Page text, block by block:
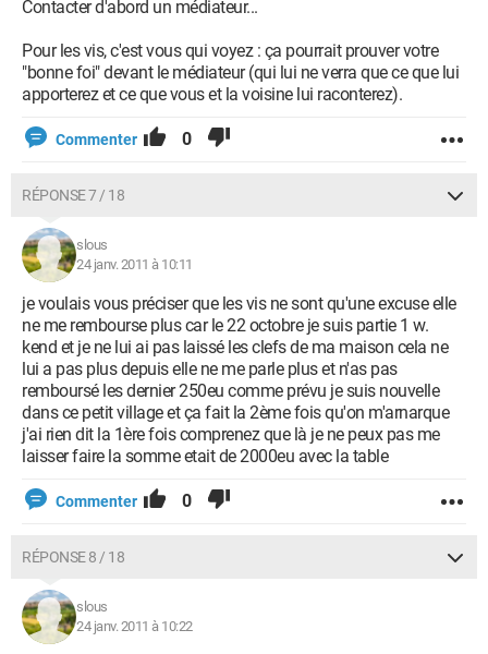
Contacter d'abord un médiateur...
Pour les vis, c'est vous qui voyez : ça pourrait prouver votre
"bonne foi" devant le médiateur (qui lui ne verra que ce que lui
apporterez et ce que vous et la voisine lui raconterez).
Commenter 0
RÉPONSE 7 / 18
slous
24 janv. 2011 à 10:11
je voulais vous préciser que les vis ne sont qu'une excuse elle
ne me rembourse plus car le 22 octobre je suis partie 1 w.
kend et je ne lui ai pas laissé les clefs de ma maison cela ne
lui a pas plus depuis elle ne me parle plus et n'as pas
remboursé les dernier 250eu comme prévu je suis nouvelle
dans ce petit village et ça fait la 2ème fois qu'on m'arnarque
j'ai rien dit la 1ère fois comprenez que là je ne peux pas me
laisser faire la somme etait de 2000eu avec la table
Commenter 0
RÉPONSE 8 / 18
slous
24 janv. 2011 à 10:22